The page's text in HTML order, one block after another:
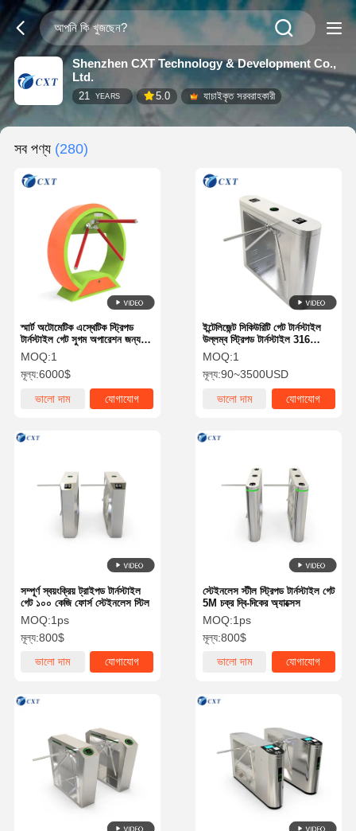
Shenzhen CXT Technology & Development Co.,
Ltd.
21 YEARS 5.0 যাচাইকৃত সরবরাহকারী
সব পণ্য (280)
স্মার্ট অটোমেটিক এস্থেটিক স্ট্রিপড
টার্নস্টাইল গেট সুগম অপারেশন জন্য
ব্রাশ-কম মোটর সঙ্গে
MOQ:1
মূল্য:6000$
ভালো দাম
যোগাযোগ
ইন্টেলিজেন্ট সিকিউরিটি গেট টার্নস্টাইল
উল্লম্ব স্ট্রিপড টার্নস্টাইল 316
স্টেইনলেস স্টীল
MOQ:1
মূল্য:90~3500USD
ভালো দাম
যোগাযোগ
সম্পূর্ণ স্বয়ংক্রিয় ট্রাইপড টার্নস্টাইল
গেট ১০০ কেজি ফোর্স স্টেইনলেস স্টিল
MOQ:1ps
মূল্য:800$
ভালো দাম
যোগাযোগ
স্টেইনলেস স্টীল স্ট্রিপড টার্নস্টাইল গেট
5M চক্র দ্বি-দিকের অ্যাক্সেস
MOQ:1ps
মূল্য:800$
ভালো দাম
যোগাযোগ